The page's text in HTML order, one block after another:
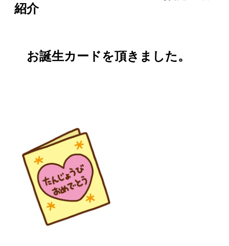
紹介
お誕生カードを頂きました。